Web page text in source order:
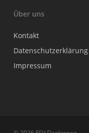
Über uns
Kontakt
Datenschutzerklärung
Impressum